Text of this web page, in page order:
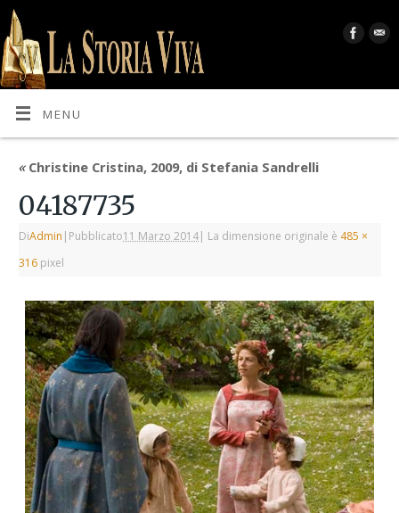
MENU
«Christine Cristina, 2009, di Stefania Sandrelli
04187735
DiAdmin | Pubblicato11 Marzo 2014| La dimensione originale è 485 ×
316 pixel